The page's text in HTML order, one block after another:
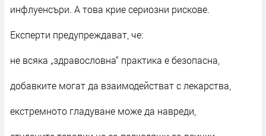
инфлуенсъри. А това крие сериозни рискове.
Експерти предупреждават, че:
не всяка „здравословна“ практика е безопасна,
добавките могат да взаимодействат с лекарства,
екстремното гладуване може да навреди,